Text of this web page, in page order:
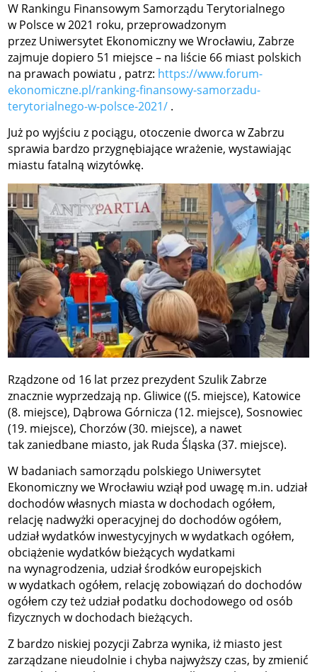
W Rankingu Finansowym Samorządu Terytorialnego
w Polsce w 2021 roku, przeprowadzonym
przez Uniwersytet Ekonomiczny we Wrocławiu, Zabrze
zajmuje dopiero 51 miejsce – na liście 66 miast polskich
na prawach powiatu , patrz: https://www.forum-
ekonomiczne.pl/ranking-finansowy-samorzadu-
terytorialnego-w-polsce-2021/ .
Już po wyjściu z pociągu, otoczenie dworca w Zabrzu
sprawia bardzo przygnębiające wrażenie, wystawiając
miastu fatalną wizytówkę.
Rządzone od 16 lat przez prezydent Szulik Zabrze
znacznie wyprzedzają np. Gliwice ((5. miejsce), Katowice
(8. miejsce), Dąbrowa Górnicza (12. miejsce), Sosnowiec
(19. miejsce), Chorzów (30. miejsce), a nawet
tak zaniedbane miasto, jak Ruda Śląska (37. miejsce).
W badaniach samorządu polskiego Uniwersytet
Ekonomiczny we Wrocławiu wziął pod uwagę m.in. udział
dochodów własnych miasta w dochodach ogółem,
relację nadwyżki operacyjnej do dochodów ogółem,
udział wydatków inwestycyjnych w wydatkach ogółem,
obciążenie wydatków bieżących wydatkami
na wynagrodzenia, udział środków europejskich
w wydatkach ogółem, relację zobowiązań do dochodów
ogółem czy też udział podatku dochodowego od osób
fizycznych w dochodach bieżących.
Z bardzo niskiej pozycji Zabrza wynika, iż miasto jest
zarządzane nieudolnie i chyba najwyższy czas, by zmienić